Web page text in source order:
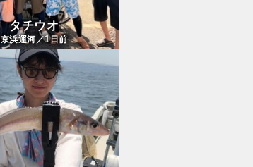
タチウオ
京浜運河／1日前